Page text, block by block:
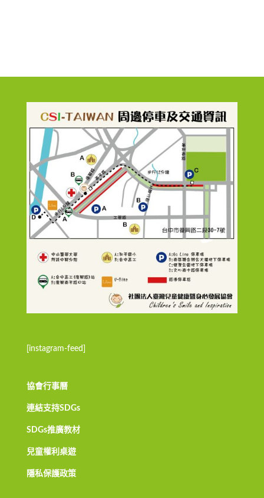
[instagram-feed]
協會行事曆
連結支持SDGs
SDGs推廣教材
兒童權利桌遊
隱私保護政策